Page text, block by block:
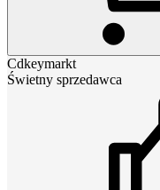
Cdkeymarkt
Świetny sprzedawca